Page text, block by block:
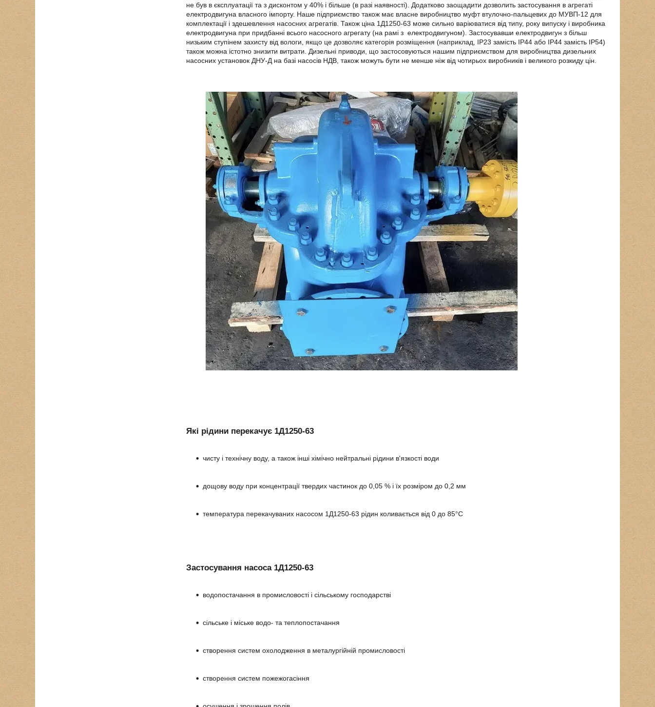
не був в єксплуатації та з дисконтом у 40% і більше (в разі наявності). Додатково заощадити дозволить застосування в агрегаті
електродвигуна власного імпорту. Наше підприємство також має власне виробництво муфт втулочно-пальцевих до МУВП-12 для
комплектації і здешевлення насосних агрегатів. Також ціна 1Д1250-63 може сильно варіюватися від типу, року випуску і виробника
електродвигуна при придбанні всього насосного агрегату (на рамі з електродвигуном). Застосувавши електродвигун з більш
низьким ступінем захисту від вологи, якщо це дозволяє категорія розміщення (наприклад, IP23 замість IP44 або IP44 замість IP54)
також можна істотно знизити витрати. Дизельні приводи, що застосовуються нашим підприємством для виробництва дизельних
насосних установок ДНУ-Д на базі насосів НДВ, також можуть бути не менше ніж від чотирьох виробників і великого розкиду цін.
Які рідини перекачує 1Д1250-63
чисту і технічну воду, а також інші хімічно нейтральні рідини в'язкості води
дощову воду при концентрації твердих частинок до 0,05 % і їх розміром до 0,2 мм
температура перекачуваних насосом 1Д1250-63 рідин коливається від 0 до 85°C
Застосування насоса 1Д1250-63
водопостачання в промисловості і сільському господарстві
сільське і міське водо- та теплопостачання
створення систем охолодження в металургійній промисловості
створення систем пожежогасіння